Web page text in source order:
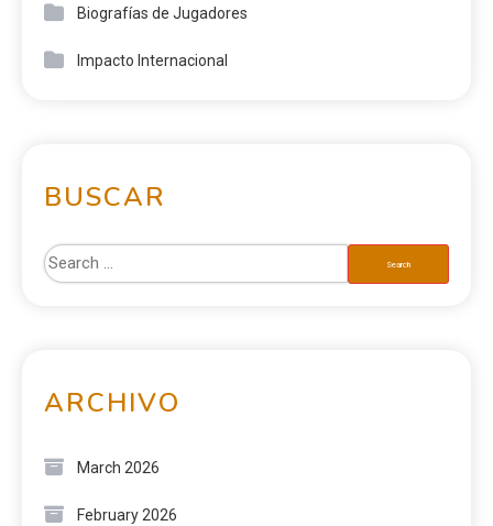
Biografías de Jugadores
Impacto Internacional
BUSCAR
ARCHIVO
March 2026
February 2026